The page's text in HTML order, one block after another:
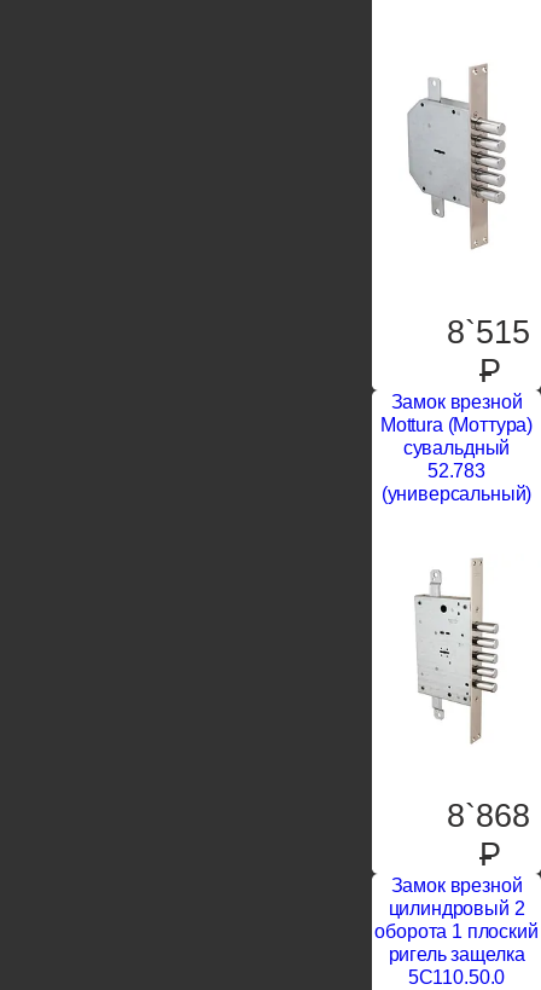
8`515
P
Замок врезной
Mottura (Моттура)
сувальдный
52.783
(универсальный)
8`868
P
Замок врезной
цилиндровый 2
оборота 1 плоский
ригель защелка
5C110.50.0